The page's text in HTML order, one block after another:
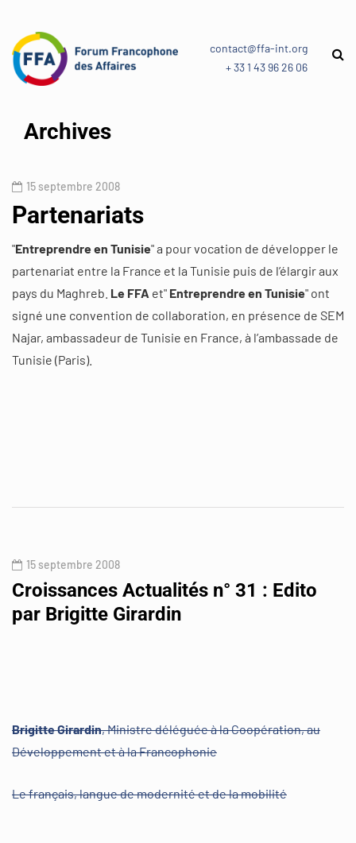
contact@ffa-int.org
+ 33 1 43 96 26 06
Archives
15 septembre 2008
Partenariats
"Entreprendre en Tunisie" a pour vocation de développer le
partenariat entre la France et la Tunisie puis de l’élargir aux
pays du Maghreb. Le FFA et" Entreprendre en Tunisie" ont
signé une convention de collaboration, en présence de SEM
Najar, ambassadeur de Tunisie en France, à l’ambassade de
Tunisie (Paris).
15 septembre 2008
Croissances Actualités n° 31 : Edito
par Brigitte Girardin
Brigitte Girardin, Ministre déléguée à la Coopération, au
Développement et à la Francophonie
Le français, langue de modernité et de la mobilité